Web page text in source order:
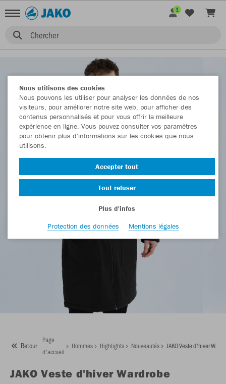
Chercher
1
Retour
Page
d'accueil
Hommes Highlights Nouveautés JAKO Veste d'hiver
JAKO Veste d'hiver Wardrobe
Nous utilisons des cookies
Nous pouvons les utiliser pour analyser les données de nos
visiteurs, pour améliorer notre site web, pour afficher des
contenus personnalisés et pour vous offrir la meilleure
expérience en ligne. Vous pouvez consulter vos paramètres
pour obtenir plus d'informations sur les cookies que nous
utilisons.
Accepter tout
Tout refuser
Plus d'infos
Protection des données
Mentions légales